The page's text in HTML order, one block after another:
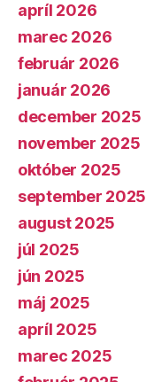
apríl 2026
marec 2026
február 2026
január 2026
december 2025
november 2025
október 2025
september 2025
august 2025
júl 2025
jún 2025
máj 2025
apríl 2025
marec 2025